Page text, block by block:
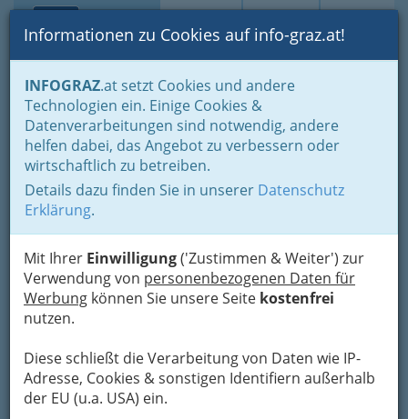
Suche Login Toggle
Informationen zu Cookies auf info-graz.at!
INFOGRAZ.at setzt Cookies und andere
Technologien ein. Einige Cookies &
Datenverarbeitungen sind notwendig, andere
helfen dabei, das Angebot zu verbessern oder
wirtschaftlich zu betreiben.
Details dazu finden Sie in unserer Datenschutz
Erklärung.
Mit Ihrer Einwilligung('Zustimmen & Weiter') zur
Verwendung von personenbezogenen Daten für
Werbung können Sie unsere Seite kostenfrei
nutzen.
Diese schließt die Verarbeitung von Daten wie IP-
Adresse, Cookies & sonstigen Identifiern außerhalb
der EU (u.a. USA) ein.
Home Branchen
Einkaufen & Schenken - der Handel
Handel in Graz
Dinge des täglichen Lebens
Naturprodukte Graz und Umgebung
Biologische Produkte Graz und Umgebung
Bio in Graz - Biologische
Produkte, am liebsten
steirisch
Ökologische Landwirtschaft
(Naturkost) und